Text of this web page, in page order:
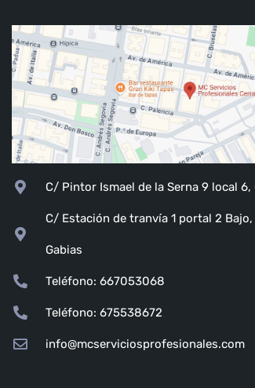
C/ Pintor Ismael de la Serna 9 local 6,
C/ Estación de tranvía 1 portal 2 Bajo,
Gabias
Teléfono: 667053068
Teléfono: 675538672
info@mcserviciosprofesionales.com